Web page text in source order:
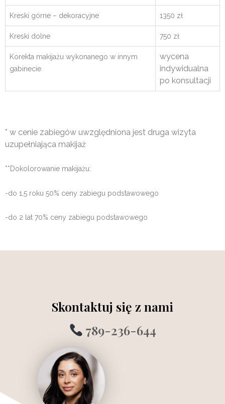
Kreski górne – dekoracyjne 1350 zł
Kreski dolne 750 zł
Korekta makijażu wykonanego w innym
gabinecie
wycena
indywidualna
po konsultacji
* w cenie zabiegów uwzględniona jest druga wizyta
uzupełniająca makijaż
**Dokolorowanie makijażu:
-do 1,5 roku 50% ceny zabiegu podstawowego
-do 2 lat 70% ceny zabiegu podstawowego
Skontaktuj się z nami
789-236-644